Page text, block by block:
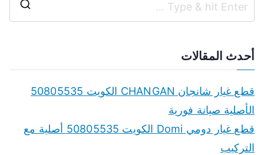
r
أحدث المقالات
قطع غيار شانجان CHANGAN الكويت 50805535
الأصلية صيانة فورية
قطع غيار دومي Domi الكويت 50805535 أصلية مع
التركيب